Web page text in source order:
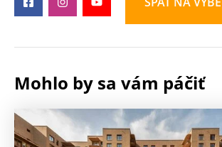
Mohlo by sa vám páčiť